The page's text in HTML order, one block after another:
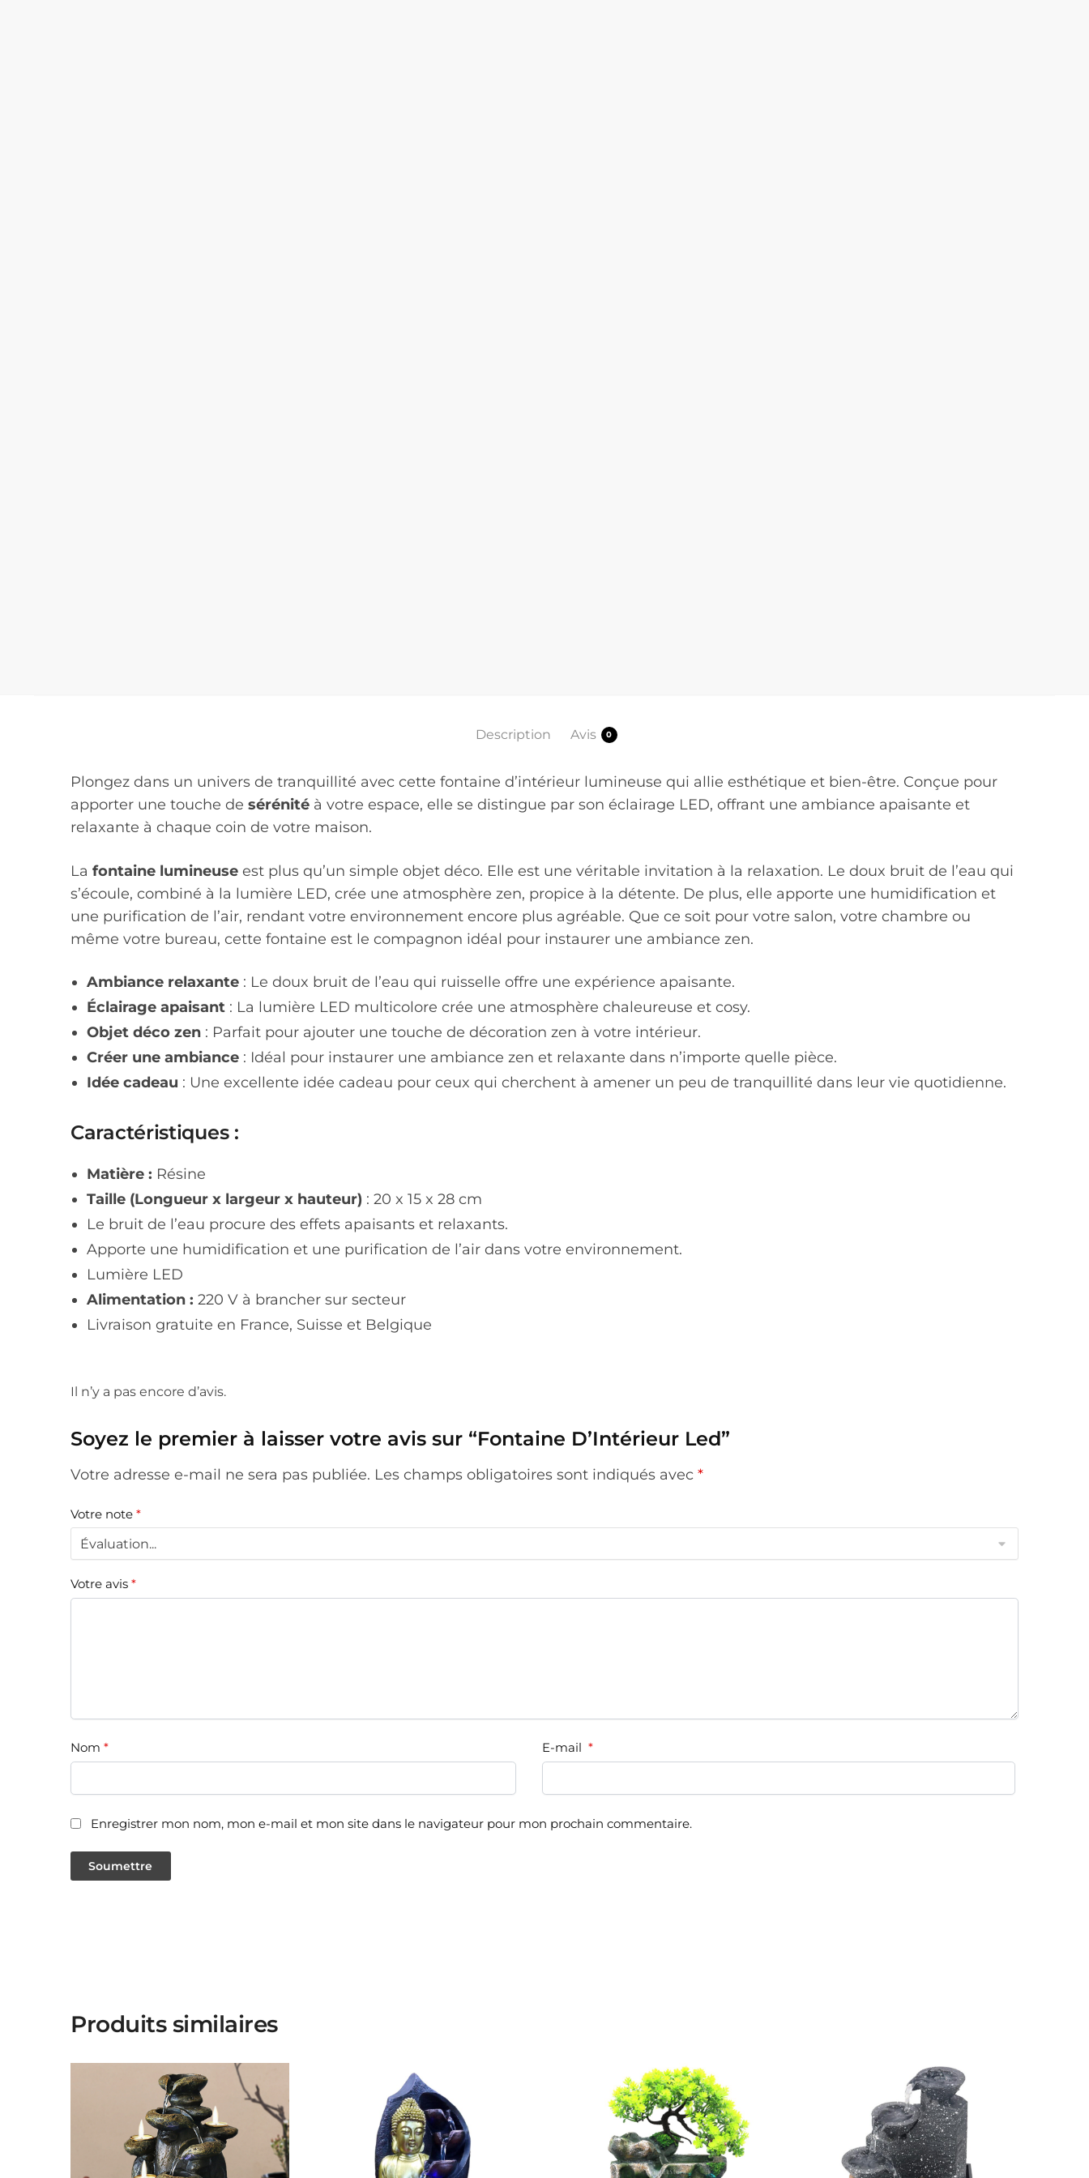
Description Avis 0
Plongez dans un univers de tranquillité avec cette fontaine d’intérieur lumineuse qui allie esthétique et bien-être. Conçue pour
apporter une touche desérénité à votre espace, elle se distingue par son éclairage LED, offrant une ambiance apaisante et
relaxante à chaque coin de votre maison.
Lafontaine lumineuse est plus qu’un simple objet déco. Elle est une véritable invitation à la relaxation. Le doux bruit de l’eau qui
s’écoule, combiné à la lumière LED, crée une atmosphère zen, propice à la détente. De plus, elle apporte une humidification et
une purification de l’air, rendant votre environnement encore plus agréable. Que ce soit pour votre salon, votre chambre ou
même votre bureau, cette fontaine est le compagnon idéal pour instaurer une ambiance zen.
Ambiance relaxante : Le doux bruit de l’eau qui ruisselle offre une expérience apaisante.
Éclairage apaisant : La lumière LED multicolore crée une atmosphère chaleureuse et cosy.
Objet déco zen : Parfait pour ajouter une touche de décoration zen à votre intérieur.
Créer une ambiance : Idéal pour instaurer une ambiance zen et relaxante dans n’importe quelle pièce.
Idée cadeau : Une excellente idée cadeau pour ceux qui cherchent à amener un peu de tranquillité dans leur vie quotidienne.
Caractéristiques :
Matière : Résine
Taille (Longueur x largeur x hauteur) : 20 x 15 x 28 cm
Le bruit de l’eau procure des effets apaisants et relaxants.
Apporte une humidification et une purification de l’air dans votre environnement.
Lumière LED
Alimentation : 220 V à brancher sur secteur
Livraison gratuite en France, Suisse et Belgique
Il n’y a pas encore d’avis.
Soyez le premier à laisser votre avis sur “Fontaine D’Intérieur Led”
Votre adresse e-mail ne sera pas publiée. Les champs obligatoires sont indiqués avec*
Votre note*
Votre avis*
Nom* E-mail *
Enregistrer mon nom, mon e-mail et mon site dans le navigateur pour mon prochain commentaire.
Produits similaires